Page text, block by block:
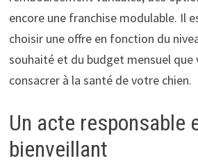
encore une franchise modulable. Il
choisir une offre en fonction du
souhaité et du budget mensuel que
consacrer à la santé de votre chien.
Un acte responsable
bienveillant